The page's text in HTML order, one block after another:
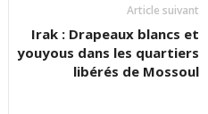
Article suivant
Irak : Drapeaux blancs et
youyous dans les quartiers
libérés de Mossoul